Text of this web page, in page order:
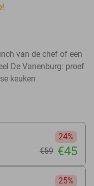
van de chef of een
De Vanenburg: proef
keuken
24%
€59 €45
25%